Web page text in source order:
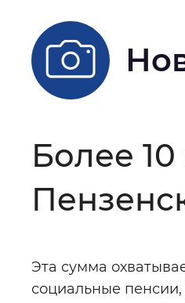
Шрифт:
Цвет сайта:
Изображения
Более
Эта сумма
социальные